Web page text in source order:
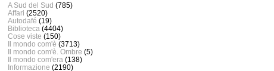
A Sud del Sud (785)
Affari (2520)
Autodafé (19)
Biblioteca (4404)
Cose viste (150)
Il mondo com'è (3713)
Il mondo com'è. Ombre (5)
Il mondo com'era (138)
Informazione (2190)